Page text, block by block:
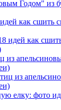
как сшить
из
елку: фото